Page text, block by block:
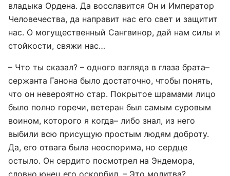
владыка Ордена. Да восславится Он и Император
Человечества, да направит нас его свет и защитит
нас. О могущественный Сангвинор, дай нам силы и
стойкости, свяжи нас…
– Что ты сказал? – одного взгляда в глаза брата–
сержанта Ганона было достаточно, чтобы понять,
что он невероятно стар. Покрытое шрамами лицо
было полно горечи, ветеран был самым суровым
воином, которого я когда– либо знал, из него
выбили всю присущую простым людям доброту.
Да, его отвага была неоспорима, но сердце
остыло. Он сердито посмотрел на Эндемора,
словно юнец его оскорбил. – Это молитва?